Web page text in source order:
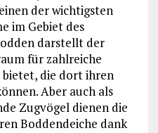
der wichtigsten
im Gebiet des
darstellt der
für zahlreiche
bietet, die dort ihren
Aber auch als
Zugvögel dienen die
Boddendeiche dank